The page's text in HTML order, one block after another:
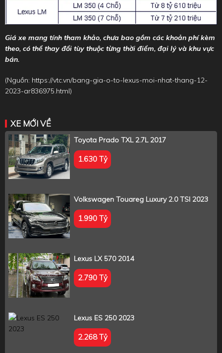
Giá xe mang tính tham khảo, chưa bao gồm các khoản phí kèm
theo, có thể thay đổi tùy thuộc từng thời điểm, đại lý và khu vực
bán.
(Nguồn: https://vtc.vn/bang-gia-o-to-lexus-moi-nhat-thang-12-
2023-ar836975.html)
XE MỚI VỀ
Toyota Prado TXL 2.7L 2017
1.630 Tỷ
Volkswagen Touareg Luxury 2.0 TSI 2023
1.990 Tỷ
Lexus LX 570 2014
2.790 Tỷ
Lexus ES 250 2023
2.268 Tỷ